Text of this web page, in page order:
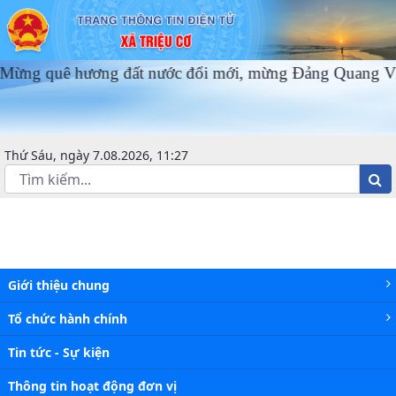
lịch tuần - Xã Triệu Cơ
hương đất nước đổi mới, mừng Đảng Quang Vinh,
Thứ Sáu, ngày 7.08.2026, 11:27
Giới thiệu chung
Tổ chức hành chính
Tin tức - Sự kiện
Thông tin hoạt động đơn vị